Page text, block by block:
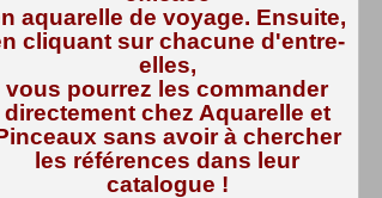
aquarelle de voyage. Ensuite,
cliquant sur chacune d'entre-
elles,
vous pourrez les commander
directement chez Aquarelle et
sans avoir à chercher
les références dans leur
catalogue !